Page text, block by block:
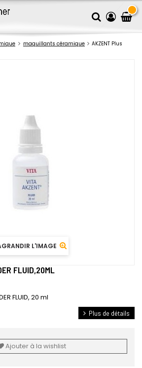
maquillants céramique
AKZENT Plus
L'IMAGE
FLUID,20ML
FLUID, 20 ml
Plus de détails
Ajouter à la wishlist